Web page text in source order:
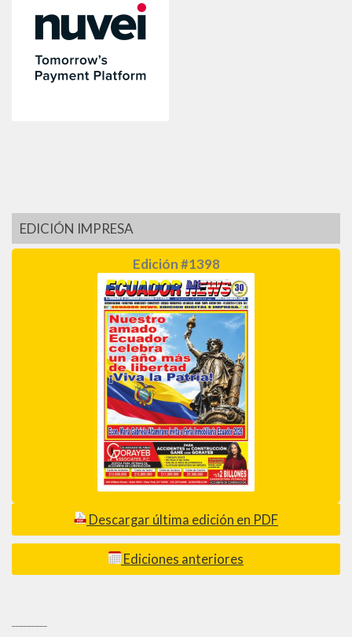
EDICIÓN IMPRESA
Edición #1398
Descargar última edición en PDF
Ediciones anteriores